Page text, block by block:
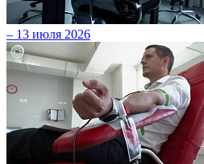
– 13 июля 2026